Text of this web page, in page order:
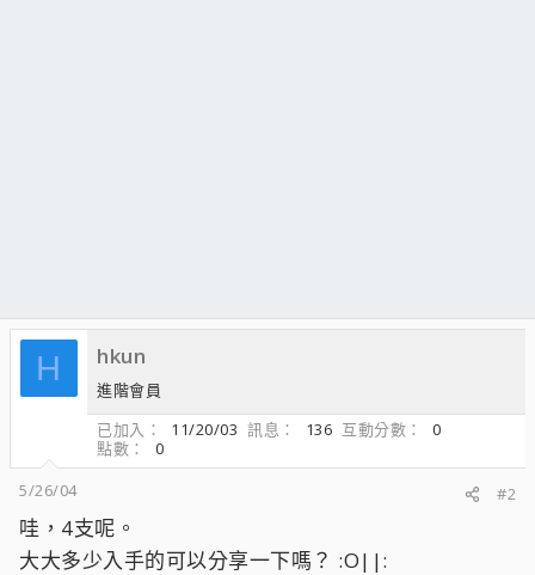
H hkun
進階會員
已加入
11/20/03 訊息 136 互動分數
0
點數
0
5/26/04
#2
哇，4支呢。
大大多少入手的可以分享一下嗎？ :O||: